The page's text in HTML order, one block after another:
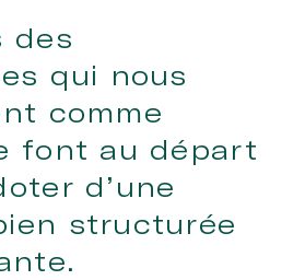
des
qui nous
comme
font au départ
d’une
structurée